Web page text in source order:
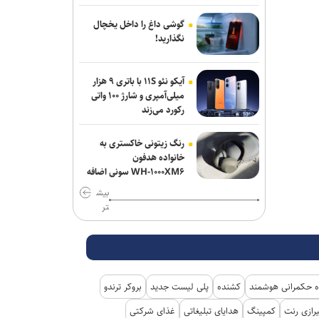
انفجار در سوریه/ پهپادها در آسمان لاذقیه
رویت شدند
شبکه اول روسیه: اربعین یکی از بزرگ‌ترین
راهپیمایی‌های جهان است
هدف قرار گرفتن اتاق‌ فرماندهی مزدوران
عربستان در یمن
رایزنی عراقچی و همتای موریتانی خود
درباره تحولات منطقه
گوشی داغ را داخل یخچال
نگذارید!
آیکو نئو ۱۱S با باتری ۹ هزار
میلی‌آمپری و شارژ ۱۰۰ واتی
رکورد می‌زند
رنگ زیتونی خاکستری به
خانواده هدفون
WH-۱۰۰۰XM۶ سونی اضافه
بیش
تر
حکمرانی هوشمند کشنده پلی لیست جدید
بروکر ترندو
رنت کمپینگ هدایای تبلیغاتی غذای شرکتی